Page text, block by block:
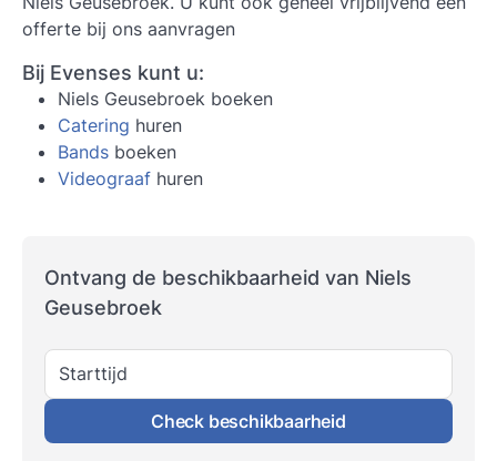
offerte bij ons aanvragen
Bij Evenses kunt u:
Niels Geusebroek boeken
Catering huren
Bands boeken
Videograaf huren
Ontvang de beschikbaarheid van Niels
Geusebroek
Starttijd
Check beschikbaarheid